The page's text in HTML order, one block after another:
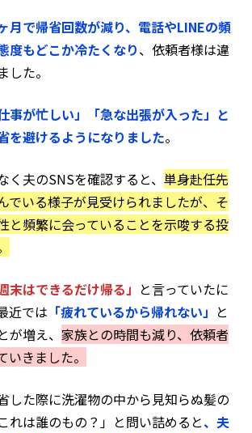
月で帰省回数が減り、電話やLINEの頻
度もどこか冷たくなり、依頼者様は違
た。
仕事が忙しい」「急な出張が入った」と
を避けるようになりました。
く夫のSNSを確認すると、 単身赴任先
でいる様子が見受けられましたが、そ
と頻繁に会っていることを示唆する投
週末はできるだけ帰る」 と言っていたに
近では 「疲れているから帰れない」 と
が増え、 家族との時間も減り、依頼者
きました。
した際に洗濯物の中から見知らぬ髪の
れは誰のもの？」と問い詰めると、夫